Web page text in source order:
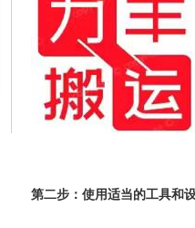
第二步：使用适当的工具和